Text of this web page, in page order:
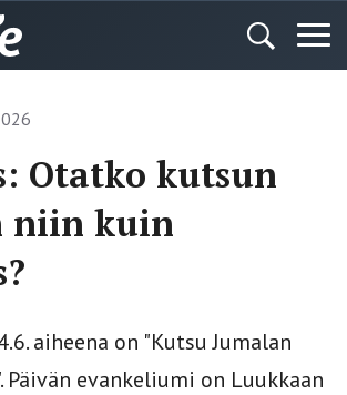
Otatko kutsun
niin kuin
aiheena on "Kutsu Jumalan
Päivän evankeliumi on Luukkaan